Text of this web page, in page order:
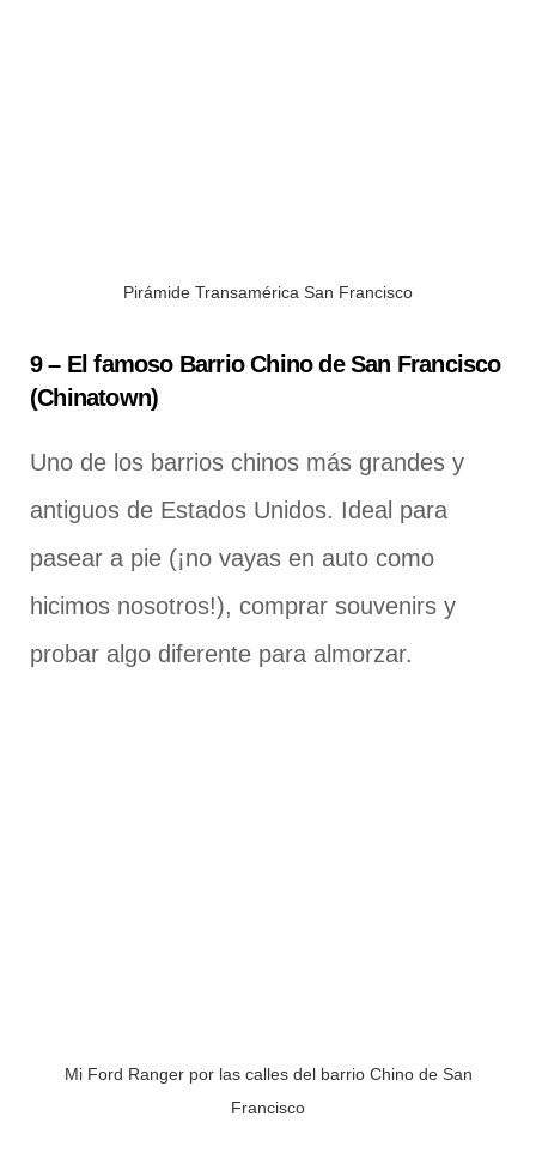
Pirámide Transamérica San Francisco
9 – El famoso Barrio Chino de San Francisco
(Chinatown)
Uno de los barrios chinos más grandes y
antiguos de Estados Unidos. Ideal para
pasear a pie (¡no vayas en auto como
hicimos nosotros!), comprar souvenirs y
probar algo diferente para almorzar.
Mi Ford Ranger por las calles del barrio Chino de San
Francisco